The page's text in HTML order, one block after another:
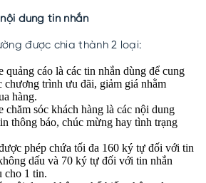
dung tin nhắn
được chia thành 2 loại:
quảng cáo là các tin nhắn dùng để cung
chương trình ưu đãi, giảm giá nhằm
hàng.
chăm sóc khách hàng là các nội dung
thông báo, chúc mừng hay tình trạng
phép chứa tối đa 160 ký tự đối với tin
dấu và 70 ký tự đối với tin nhắn
cho 1 tin.